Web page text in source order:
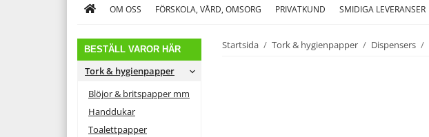
OM OSS FÖRSKOLA, VÅRD, OMSORG PRIVATKUND SMIDIGA LEVERANSER
BESTÄLL VAROR HÄR
Tork & hygienpapper
Blöjor & britspapper mm
Handdukar
Toalettpapper
Startsida / Tork & hygienpapper / Dispensers /